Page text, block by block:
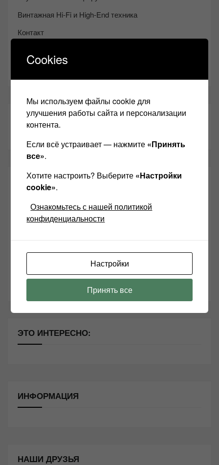
Винтажная Hi-Fi и High-End техника
Контакт
Youtube
ТАКЖЕ ЧИТАЕМ:
СВЕЖИЕ ЗАПИСИ
Возьмите друга в салон Hi-Fi техники
10 способов оптимизации потоковой музыки
Почему виниловые пластинки звучат так хорошо?
ЭТО ИНТЕРЕСНО:
ИНФОРМАЦИЯ
НАШИ ДРУЗЬЯ
Cookies
Мы используем файлы cookie для
улучшения работы сайта и персонализации
контента.
Если всё устраивает — нажмите «Принять
все».
Хотите настроить? Выберите «Настройки
cookie».
Ознакомьтесь с нашей политикой
конфиденциальности
Настройки
Принять все